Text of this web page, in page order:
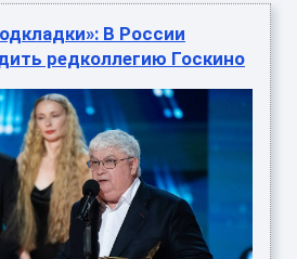
В России
редколлегию Госкино